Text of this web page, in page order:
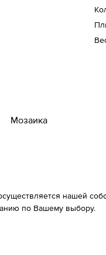
Мозаика
нашей
по Вашему выбору.